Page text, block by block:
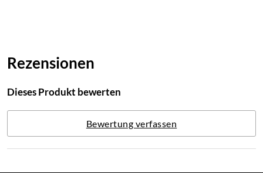
Rezensionen
Dieses Produkt bewerten
Bewertung verfassen